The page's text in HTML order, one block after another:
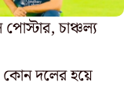
চাঞ্চল্য
কোন দলের হয়ে